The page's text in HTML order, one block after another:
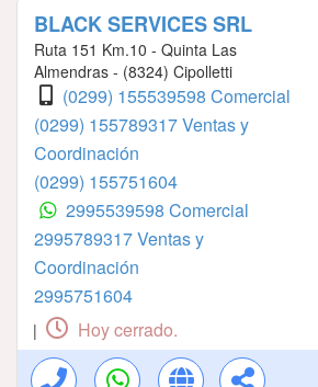
BLACK SERVICES SRL
Ruta 151 Km.10 - Quinta Las
Almendras - (8324) Cipolletti
(0299) 155539598 Comercial
(0299) 155789317 Ventas y
Coordinación
(0299) 155751604
2995539598 Comercial
2995789317 Ventas y
Coordinación
2995751604
| Hoy cerrado.